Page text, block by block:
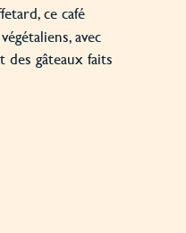
ce café
avec
des gâteaux faits